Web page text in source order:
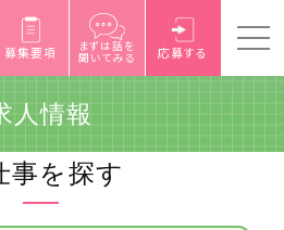
募集要項 まずは話を
聞いてみる 応募する
人情報
事を探す